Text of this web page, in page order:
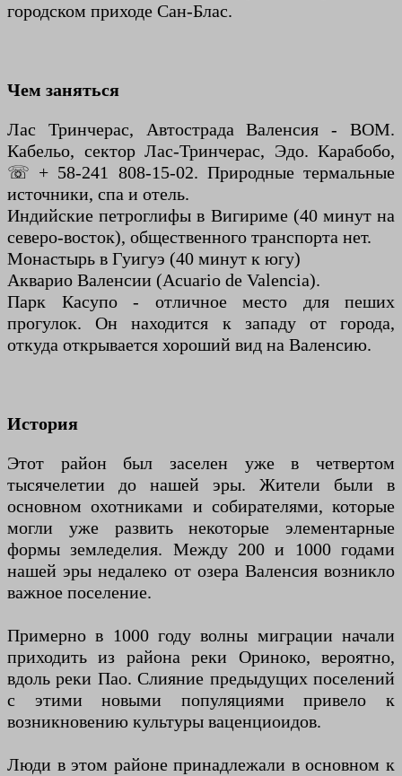
городском приходе Сан-Блас.
Чем заняться
Лас Тринчерас, Автострада Валенсия - ВОМ.
Кабельо, сектор Лас-Тринчерас, Эдо. Карабобо,
☏ + 58-241 808-15-02. Природные термальные
источники, спа и отель.
Индийские петроглифы в Вигириме (40 минут на
северо-восток), общественного транспорта нет.
Монастырь в Гуигуэ (40 минут к югу)
Акварио Валенсии (Acuario de Valencia).
Парк Касупо - отличное место для пеших
прогулок. Он находится к западу от города,
откуда открывается хороший вид на Валенсию.
История
Этот район был заселен уже в четвертом
тысячелетии до нашей эры. Жители были в
основном охотниками и собирателями, которые
могли уже развить некоторые элементарные
формы земледелия. Между 200 и 1000 годами
нашей эры недалеко от озера Валенсия возникло
важное поселение.
Примерно в 1000 году волны миграции начали
приходить из района реки Ориноко, вероятно,
вдоль реки Пао. Слияние предыдущих поселений
с этими новыми популяциями привело к
возникновению культуры ваценциоидов.
Люди в этом районе принадлежали в основном к